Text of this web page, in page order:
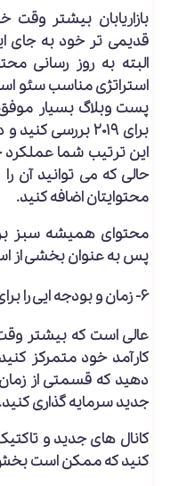
بازاریابان بیشتر وقت
قدیمی تر خود به جای
البته به روز رسانی
پست وبلاگ بسیار موفق
برای ۲۰۱۹ بررسی
این ترتیب شما
حالی که می توانید آن
محتوایتان اضافه کنید.
محتوای همیشه سبز
پس به عنوان بخشی از
۶- زمان و بودجه ایی را برای آزمایش بگذارید
عالی است که بیشتر وقت
کارآمد خود متمرکز
دهید که قسمتی از
جدید سرمایه گذاری کنید.
کانال های جدید و
کنید که ممکن است بخش